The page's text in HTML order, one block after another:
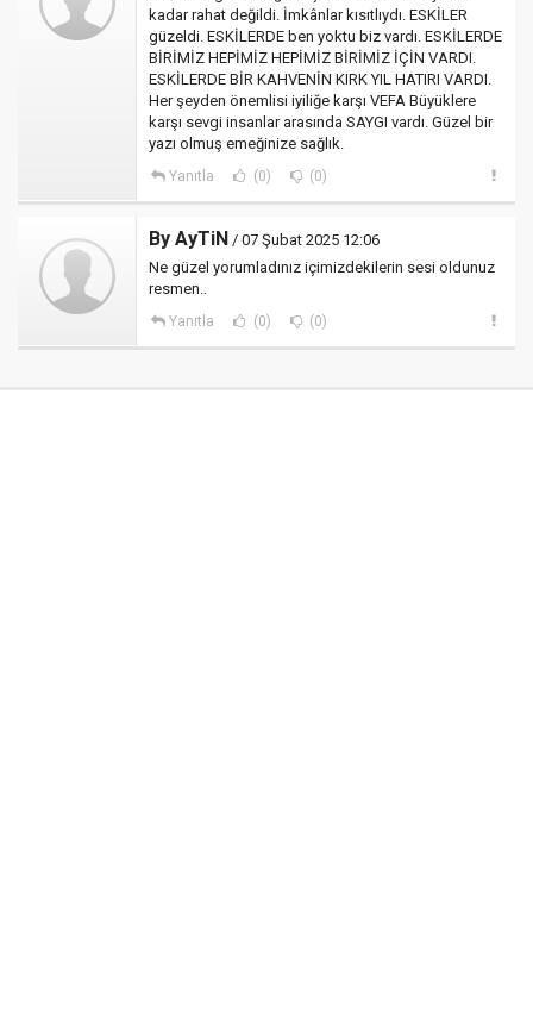
kadar rahat değildi. İmkânlar kısıtlıydı. ESKİLER
güzeldi. ESKİLERDE ben yoktu biz vardı. ESKİLERDE
BİRİMİZ HEPİMİZ HEPİMİZ BİRİMİZ İÇİN VARDI.
ESKİLERDE BİR KAHVENİN KIRK YIL HATIRI VARDI.
Her şeyden önemlisi iyiliğe karşı VEFA Büyüklere
karşı sevgi insanlar arasında SAYGI vardı. Güzel bir
yazı olmuş emeğinize sağlık.
Yanıtla (0) (0)
By AyTiN / 07 Şubat 2025 12:06
Ne güzel yorumladınız içimizdekilerin sesi oldunuz
resmen..
Yanıtla (0) (0)